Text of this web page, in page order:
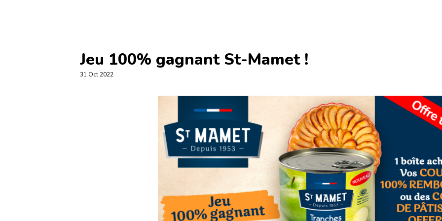
Jeu 100% gagnant St-Mamet !
31 Oct 2022